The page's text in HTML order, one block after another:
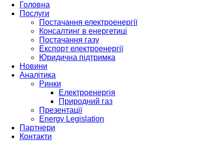
Головна
Послуги
Постачання електроенергії
Консалтинг в енергетиці
Постачання газу
Експорт електроенергії
Юридична підтримка
Новини
Аналітика
Ринки
Електроенергія
Природний газ
Презентації
Energy Legislation
Партнери
Контакти